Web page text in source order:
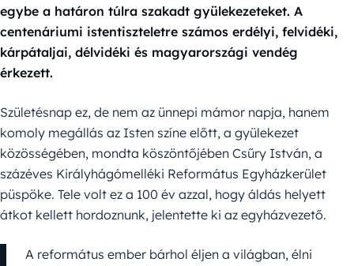
egybe a határon túlra szakadt gyülekezeteket. A
centenáriumi istentiszteletre számos erdélyi, felvidéki,
kárpátaljai, délvidéki és magyarországi vendég
érkezett.
Születésnap ez, de nem az ünnepi mámor napja, hanem
komoly megállás az Isten színe előtt, a gyülekezet
közösségében, mondta köszöntőjében Csűry István, a
százéves Királyhágómelléki Református Egyházkerület
püspöke. Tele volt ez a 100 év azzal, hogy áldás helyett
átkot kellett hordoznunk, jelentette ki az egyházvezető.
A református ember bárhol éljen a világban, élni